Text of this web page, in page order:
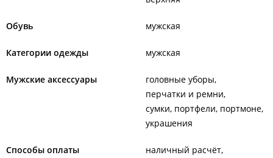
Обувь мужская
Категории одежды мужская
Мужские аксессуары
головные уборы
перчатки и ремни
сумки, портфели, портмоне
украшения
Способы оплаты
наличный расчёт